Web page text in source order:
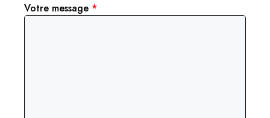
Votre message *